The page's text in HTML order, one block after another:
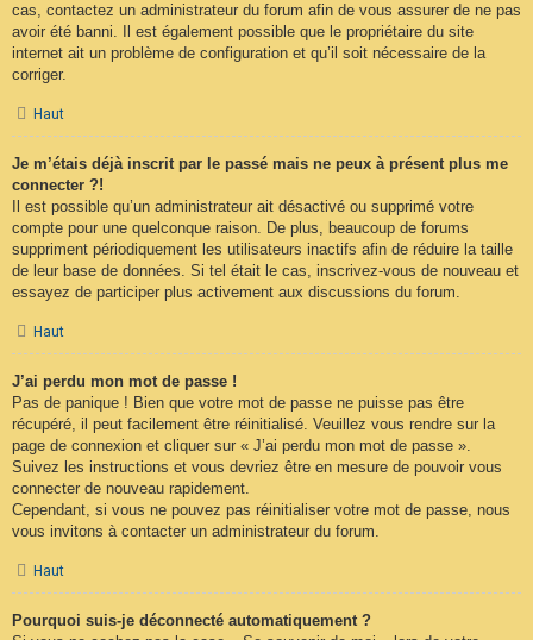
cas, contactez un administrateur du forum afin de vous assurer de ne pas
avoir été banni. Il est également possible que le propriétaire du site
internet ait un problème de configuration et qu’il soit nécessaire de la
corriger.
Haut
Je m’étais déjà inscrit par le passé mais ne peux à présent plus me
connecter ?!
Il est possible qu’un administrateur ait désactivé ou supprimé votre
compte pour une quelconque raison. De plus, beaucoup de forums
suppriment périodiquement les utilisateurs inactifs afin de réduire la taille
de leur base de données. Si tel était le cas, inscrivez-vous de nouveau et
essayez de participer plus activement aux discussions du forum.
Haut
J’ai perdu mon mot de passe !
Pas de panique ! Bien que votre mot de passe ne puisse pas être
récupéré, il peut facilement être réinitialisé. Veuillez vous rendre sur la
page de connexion et cliquer sur « J’ai perdu mon mot de passe ».
Suivez les instructions et vous devriez être en mesure de pouvoir vous
connecter de nouveau rapidement.
Cependant, si vous ne pouvez pas réinitialiser votre mot de passe, nous
vous invitons à contacter un administrateur du forum.
Haut
Pourquoi suis-je déconnecté automatiquement ?